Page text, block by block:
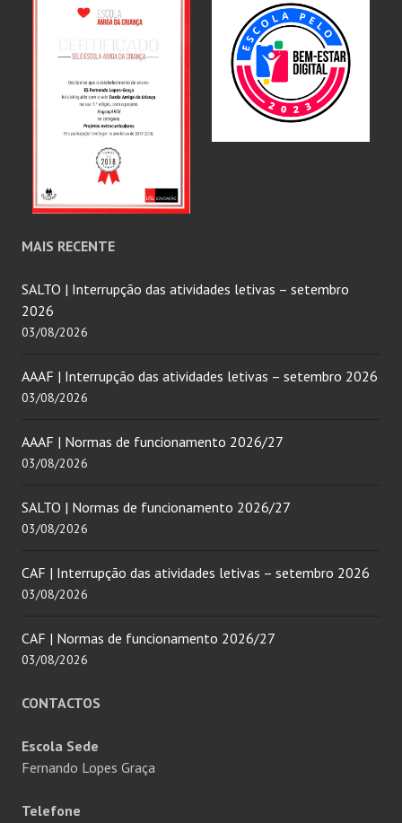
MAIS RECENTE
SALTO | Interrupção das atividades letivas – setembro
2026
03/08/2026
AAAF | Interrupção das atividades letivas – setembro 2026
03/08/2026
AAAF | Normas de funcionamento 2026/27
03/08/2026
SALTO | Normas de funcionamento 2026/27
03/08/2026
CAF | Interrupção das atividades letivas – setembro 2026
03/08/2026
CAF | Normas de funcionamento 2026/27
03/08/2026
CONTACTOS
Escola Sede
Fernando Lopes Graça
Telefone